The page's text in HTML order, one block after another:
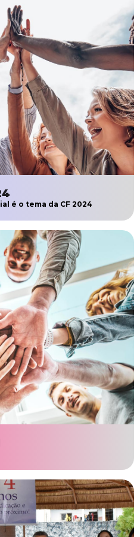
é o tema da CF 2024